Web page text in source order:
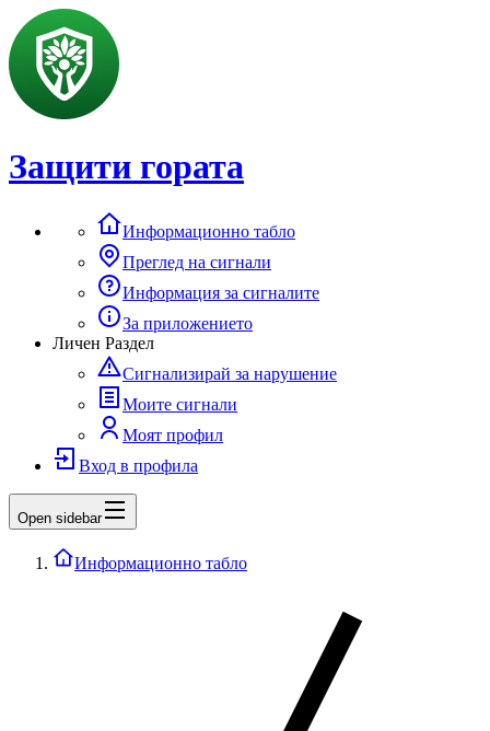
Защити гората
Информационно табло
Преглед на сигнали
Информация за сигналите
За приложението
Личен Раздел
Сигнализирай за нарушение
Моите сигнали
Моят профил
Вход в профила
Open sidebar
Информационно табло